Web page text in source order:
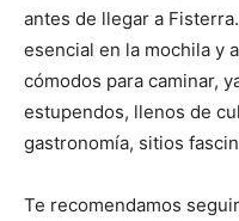
antes de llegar a
esencial en la mochila y
cómodos para caminar,
estupendos, llenos de
gastronomía, sitios
Te recomendamos